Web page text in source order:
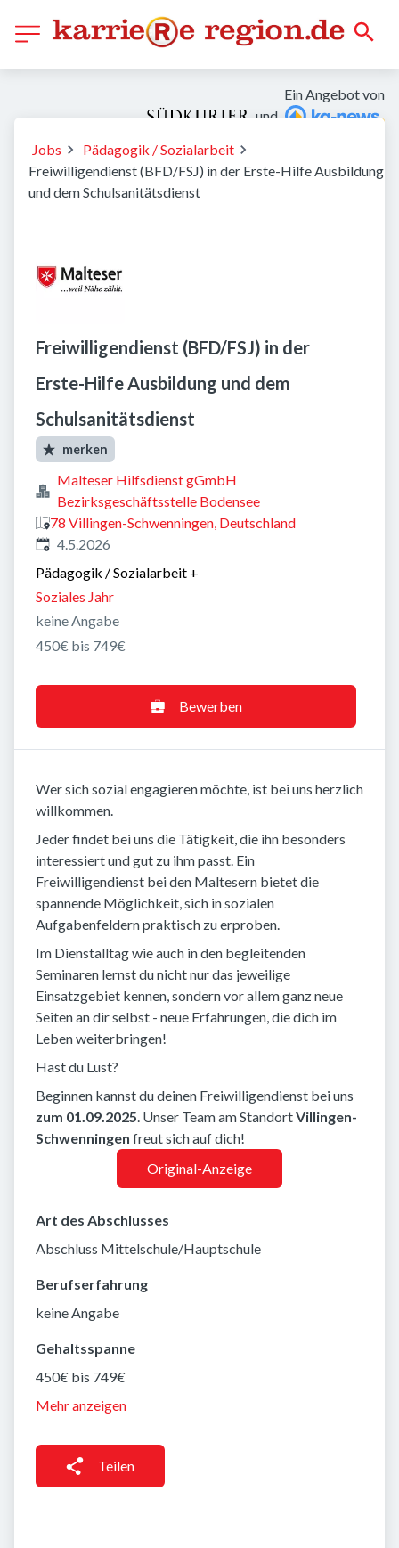
Ein Angebot von
und
Jobs
Pädagogik / Sozialarbeit
Freiwilligendienst (BFD/FSJ) in der Erste-Hilfe Ausbildung
und dem Schulsanitätsdienst
Freiwilligendienst (BFD/FSJ) in der
Erste-Hilfe Ausbildung und dem
Schulsanitätsdienst
merken
Malteser Hilfsdienst gGmbH
Bezirksgeschäftsstelle Bodensee
78 Villingen-Schwenningen, Deutschland
Veröffentlicht
4.5.2026
Pädagogik / Sozialarbeit +
Soziales Jahr
keine Angabe
450€ bis 749€
Bewerben
Wer sich sozial engagieren möchte, ist bei uns herzlich
willkommen.
Jeder findet bei uns die Tätigkeit, die ihn besonders
interessiert und gut zu ihm passt. Ein
Freiwilligendienst bei den Maltesern bietet die
spannende Möglichkeit, sich in sozialen
Aufgabenfeldern praktisch zu erproben.
Im Dienstalltag wie auch in den begleitenden
Seminaren lernst du nicht nur das jeweilige
Einsatzgebiet kennen, sondern vor allem ganz neue
Seiten an dir selbst - neue Erfahrungen, die dich im
Leben weiterbringen!
Hast du Lust?
Beginnen kannst du deinen Freiwilligendienst bei uns
zum 01.09.2025 . Unser Team am StandortVillingen-
Schwenningen freut sich auf dich!
Original-Anzeige
Art des Abschlusses
Abschluss Mittelschule/Hauptschule
Berufserfahrung
keine Angabe
Gehaltsspanne
450€ bis 749€
Mehr anzeigen
Teilen